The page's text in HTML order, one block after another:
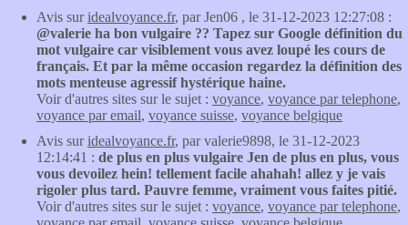
Avis suridealvoyance.fr, par Jen06 , le 31-12-2023 12:27:08 :
@valerie ha bon vulgaire ?? Tapez sur Google définition du
mot vulgaire car visiblement vous avez loupé les cours de
français. Et par la même occasion regardez la définition des
mots menteuse agressif hystérique haine.
Voir d'autres sites sur le sujet : voyance, voyance par telephone,
voyance par email, voyance suisse, voyance belgique
Avis suridealvoyance.fr, par valerie9898, le 31-12-2023
12:14:41 : de plus en plus vulgaire Jen de plus en plus, vous
vous devoilez hein! tellement facile ahahah! allez y je vais
rigoler plus tard. Pauvre femme, vraiment vous faites pitié.
Voir d'autres sites sur le sujet : voyance, voyance par telephone,